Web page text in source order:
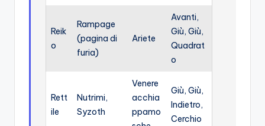
Reik
o
Rampage
(pagina di
furia)
Ariete
Avanti,
Giù, Giù,
Quadrat
o
Rett
ile
Nutrimi,
Syzoth
Venere
acchia
ppamo
Giù, Giù,
Indietro,
Cerchio